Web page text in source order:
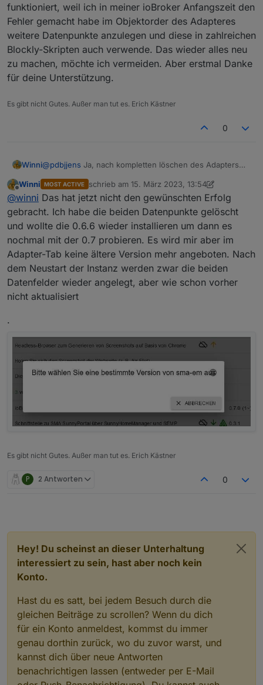
funktioniert, weil ich in meiner ioBroker Anfangszeit den
Fehler gemacht habe im Objektorder des Adapteres
weitere Datenpunkte anzulegen und diese in zahlreichen
Blockly-Skripten auch verwende. Das wieder alles neu
zu machen, möchte ich vermeiden. Aber erstmal Danke
für deine Unterstützung.
Es gibt nicht Gutes. Außer man tut es. Erich Kästner
0
Winni@pdbjjens Ja, nach kompletten löschen des Adapters
aktualisiert. Ich boote jetzt mit meiner orginal SD-Karte
lösche dann nur die beiden Datenpunkte und Installiere
dann nochmal neu die Version 0.7. Hoffe dass das auch
funktioniert, weil ich in meiner ioBroker Anfangszeit den
Fehler gemacht habe im Objektorder des Adapteres
weitere Datenpunkte anzulegen und diese in
zahlreichen Blockly-Skripten auch verwende. Das wieder
alles neu zu machen, möchte ich vermeiden. Aber
Offline
Winni MOST ACTIVE schrieb am 15. März 2023, 13:54
zuletzt editiert von Winni
@winni Das hat jetzt nicht den gewünschten Erfolg
gebracht. Ich habe die beiden Datenpunkte gelöscht
und wollte die 0.6.6 wieder installieren um dann es
nochmal mit der 0.7 probieren. Es wird mir aber im
Adapter-Tab keine ältere Version mehr angeboten. Nach
dem Neustart der Instanz werden zwar die beiden
Datenfelder wieder angelegt, aber wie schon vorher
nicht aktualisiert
.
Es gibt nicht Gutes. Außer man tut es. Erich Kästner
P 2 Antworten 0
Hey! Du scheinst an dieser Unterhaltung
interessiert zu sein, hast aber noch kein
Konto.
Hast du es satt, bei jedem Besuch durch die
gleichen Beiträge zu scrollen? Wenn du dich
für ein Konto anmeldest, kommst du immer
genau dorthin zurück, wo du zuvor warst, und
kannst dich über neue Antworten
benachrichtigen lassen (entweder per E-Mail